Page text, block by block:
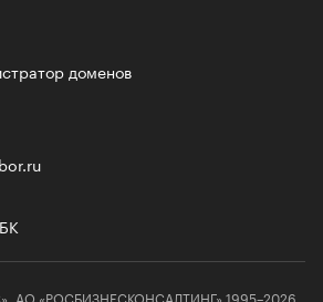
доменов
АО «РОСБИЗНЕСКОНСАЛТИНГ» 1995–2026